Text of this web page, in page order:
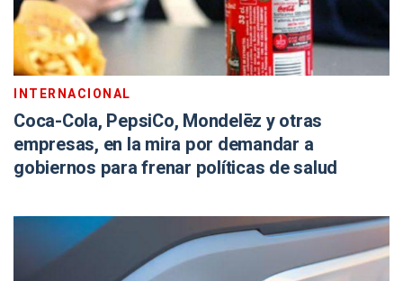
INTERNACIONAL
Coca-Cola, PepsiCo, Mondelēz y otras
empresas, en la mira por demandar a
gobiernos para frenar políticas de salud